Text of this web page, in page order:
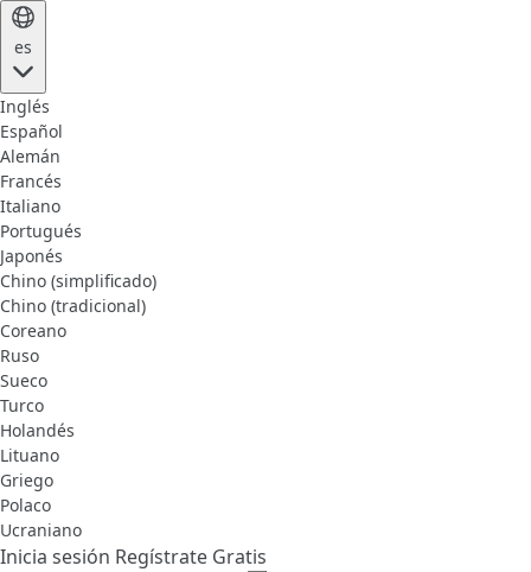
es
Inglés
Español
Alemán
Francés
Italiano
Portugués
Japonés
Chino (simplificado)
Chino (tradicional)
Coreano
Ruso
Sueco
Turco
Holandés
Lituano
Griego
Polaco
Ucraniano
Inicia sesión Regístrate Gratis